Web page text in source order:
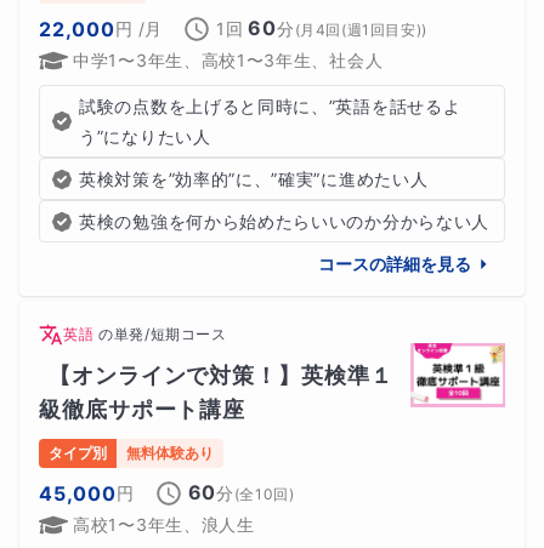
22,000円 /月 1回 60分 (月4回(週1回目安))
中学1〜3年生、高校1〜3年生、社会人
試験の点数を上げると同時に、”英語を話せるよ
う”になりたい人
英検対策を”効率的”に、”確実”に進めたい人
英検の勉強を何から始めたらいいのか分からない人
コースの詳細を見る
英語 の単発/短期コース
【オンラインで対策！】英検準１
級徹底サポート講座
タイプ別 無料体験あり
45,000円 60分 (全10回)
高校1〜3年生、浪人生